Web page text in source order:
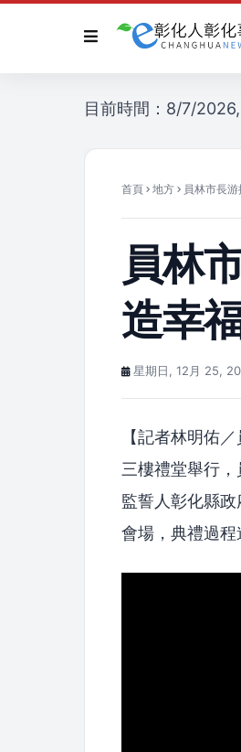
目前時間：8/7/
首頁 地方 員林市長
員林
造幸
星期日, 12月 25,
【記者林明佑
三樓禮堂舉行
監誓人彰化縣
會場，典禮過程